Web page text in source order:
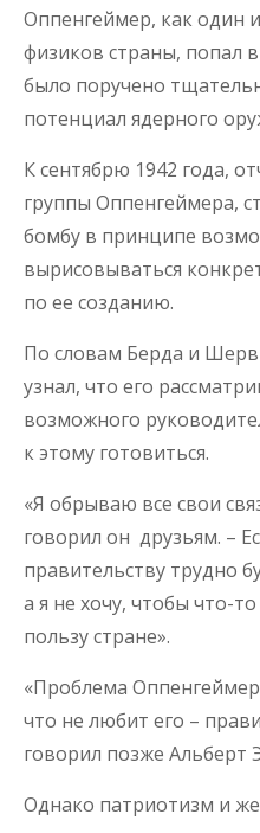
Оппенгеймер, как один
физиков страны, попал
было поручено
потенциал ядерного
К сентябрю 1942 года,
группы Оппенгеймера,
бомбу в принципе
вырисовываться
по ее созданию.
По словам Берда и
узнал, что его
возможного
к этому готовиться.
«Я обрываю все свои
говорил он друзьям. –
правительству трудно
а я не хочу, чтобы что-
пользу стране».
«Проблема
что не любит его –
говорил позже Альберт
Однако патриотизм и